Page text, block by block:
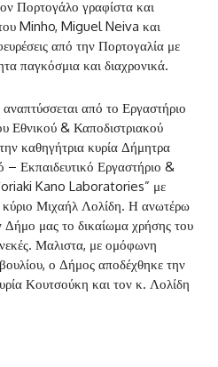
Πορτογάλο γραφίστα και
Minho, Miguel Neiva και
από την Πορτογαλία με
παγκόσμια και διαχρονικά.
από το Εργαστήριο
Εθνικού & Καποδιστριακού
καθηγήτρια κυρία Δήμητρα
– Εκπαιδευτικό Εργαστήριο &
Kano Laboratories” με
κύριο Μιχαήλ Λολίδη. Η ανωτέρω
Δήμο μας το δικαίωμα χρήσης του
Μαλιστα, με ομόφωνη
ο Δήμος αποδέχθηκε την
Κουτσούκη και τον κ. Λολίδη